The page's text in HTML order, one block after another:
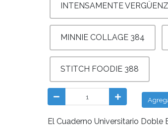
INTENSAMENTE
MINNIE COLLAGE 384
STITCH FOODIE 388
El Cuaderno Universitario